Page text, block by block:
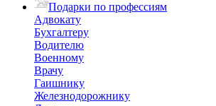
Подарки по профессиям
Адвокату
Бухгалтеру
Водителю
Военному
Врачу
Гаишнику
Железнодорожнику